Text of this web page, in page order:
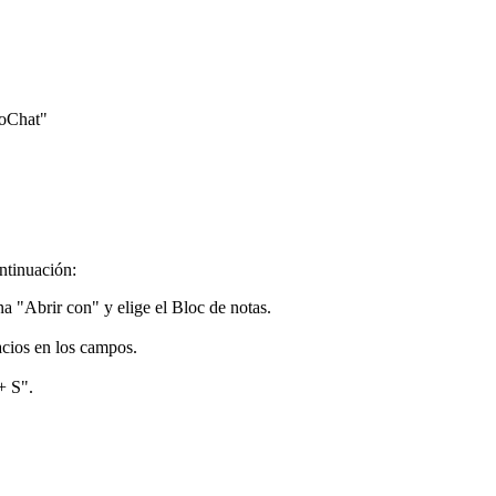
"Abrir con" y elige el Bloc de notas.
en los campos.
S".